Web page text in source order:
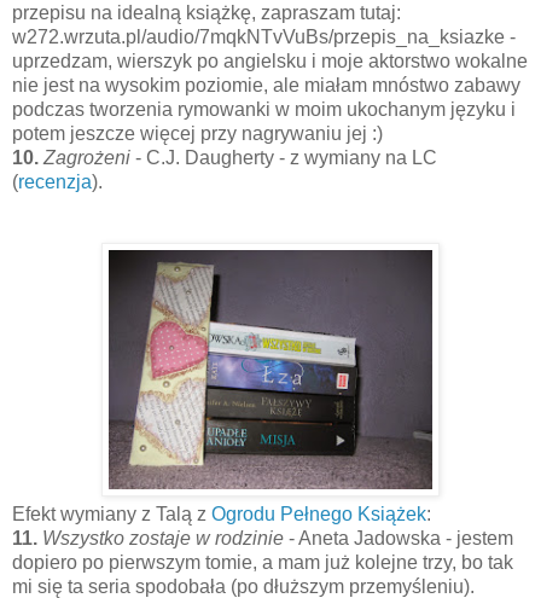
przepisu na idealną książkę, zapraszam tutaj:
w272.wrzuta.pl/audio/7mqkNTvVuBs/przepis_na_ksiazke -
uprzedzam, wierszyk po angielsku i moje aktorstwo wokalne
nie jest na wysokim poziomie, ale miałam mnóstwo zabawy
podczas tworzenia rymowanki w moim ukochanym języku i
potem jeszcze więcej przy nagrywaniu jej :)
10. Zagrożeni - C.J. Daugherty - z wymiany na LC
(recenzja).
Efekt wymiany z Talą z Ogrodu Pełnego Książek:
11. Wszystko zostaje w rodzinie - Aneta Jadowska - jestem
dopiero po pierwszym tomie, a mam już kolejne trzy, bo tak
mi się ta seria spodobała (po dłuższym przemyśleniu).